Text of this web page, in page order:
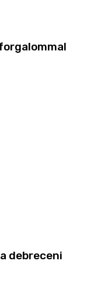
debreceni